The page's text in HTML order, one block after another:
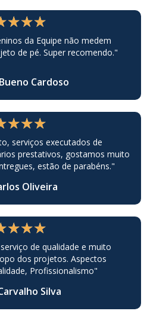
★★★
da Equipe não medem
de pé. Super recomendo."
Cardoso
★★★
serviços executados de
prestativos, gostamos muito
estão de parabéns."
Oliveira
★★★
de qualidade e muito
dos projetos. Aspectos
Profissionalismo"
Silva